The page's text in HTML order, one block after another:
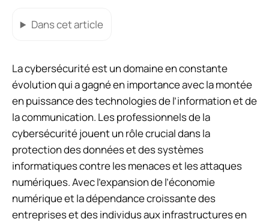
Dans cet article
La cybersécurité est un domaine en constante
évolution qui a gagné en importance avec la montée
en puissance des technologies de l’information et de
la communication. Les professionnels de la
cybersécurité jouent un rôle crucial dans la
protection des données et des systèmes
informatiques contre les menaces et les attaques
numériques. Avec l’expansion de l’économie
numérique et la dépendance croissante des
entreprises et des individus aux infrastructures en